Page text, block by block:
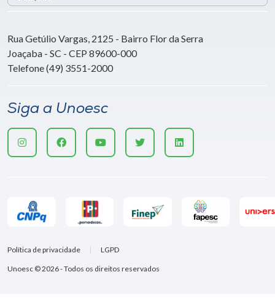
Rua Getúlio Vargas, 2125 - Bairro Flor da Serra
Joaçaba - SC - CEP 89600-000
Telefone (49) 3551-2000
Siga a Unoesc
Unoesc © 2026 - Todos os direitos reservados
Política de privacidade LGPD